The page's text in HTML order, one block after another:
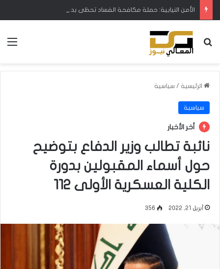
بحث عن
الرئيسية / سياسية
سياسية
أخر الأخبار
نائبة تطالب وزير الدفاع بتوضيح
حول أسماء المقبولين بدورة
الكلية العسكرية الأولى 112
أبريل 21, 2022 356